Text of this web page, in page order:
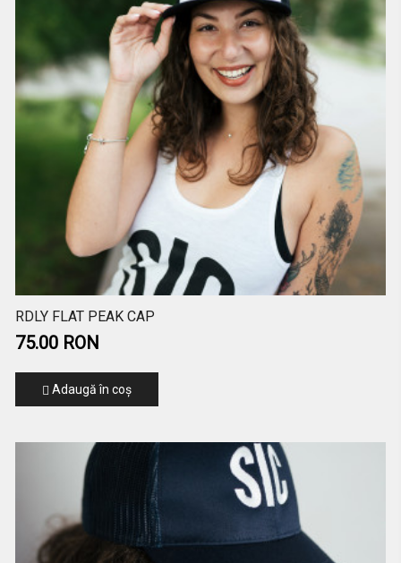
RDLY FLAT PEAK CAP
75.00 RON
Adaugă în coş